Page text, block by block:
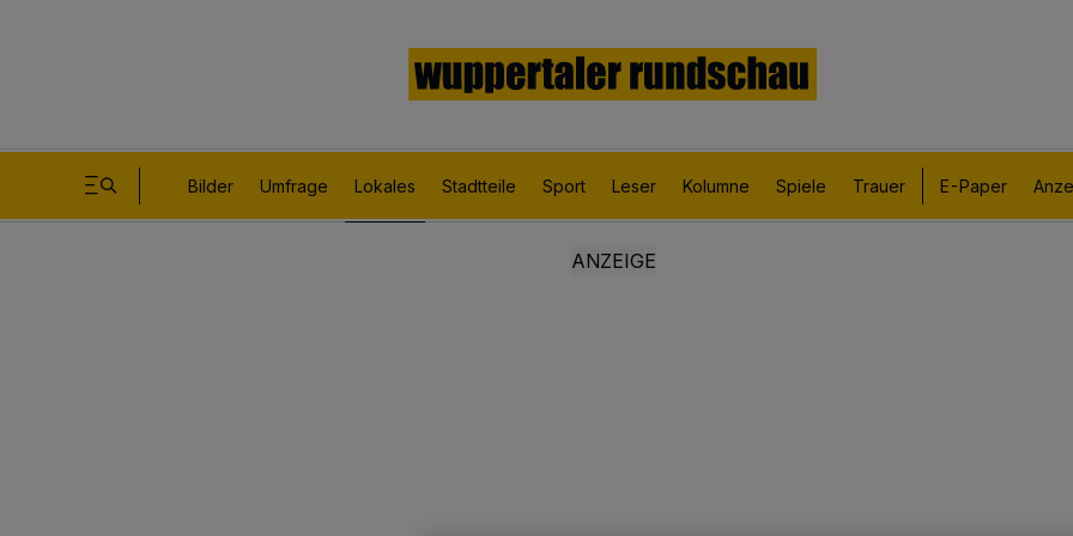
Bilder Umfrage Lokales Stadtteile Sport Leser Kolumne Spiele Trauer E-Paper